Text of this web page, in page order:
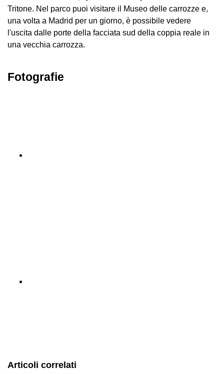
Tritone. Nel parco puoi visitare il Museo delle carrozze e,
una volta a Madrid per un giorno, è possibile vedere
l'uscita dalle porte della facciata sud della coppia reale in
una vecchia carrozza.
Fotografie
Articoli correlati